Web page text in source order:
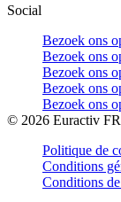
Social
Bezoek ons
Bezoek ons
Bezoek ons
Bezoek ons
Bezoek ons
© 2026 Euractiv FR
Politique de
Conditions
Conditions